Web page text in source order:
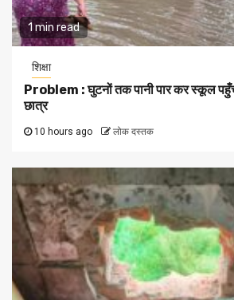
1 min read
शिक्षा
Problem : घुटनों तक पानी पार कर स्कूल
छात्र
10 hours ago लोक दस्तक